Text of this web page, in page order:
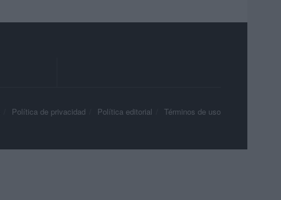
Política de privacidad Política editorial Términos de uso